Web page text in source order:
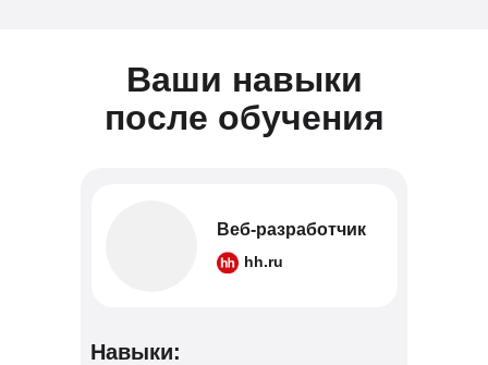
Навыки:
Ваши навыки
после обучения
hh.ru
Веб-разработчик